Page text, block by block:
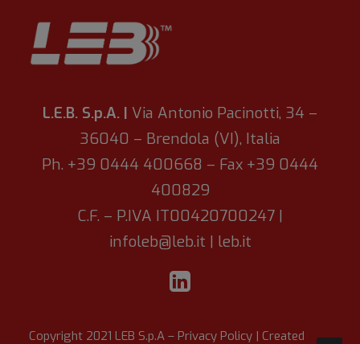
L.E.B. S.p.A. | Via Antonio Pacinotti, 34 –
36040 – Brendola (VI), Italia
Ph. +39 0444 400668 – Fax +39 0444
400829
C.F. – P.IVA IT00420700247 |
infoleb@leb.it | leb.it
Copyright 2021 LEB S.p.A – Privacy Policy | Created